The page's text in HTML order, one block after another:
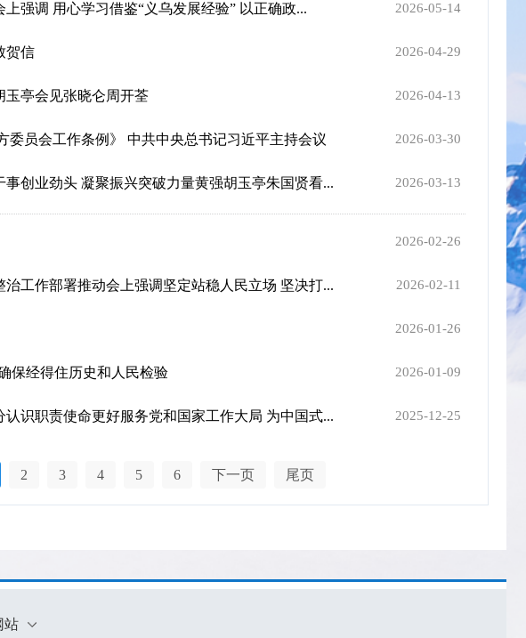
强调 用心学习借鉴“义乌发展经验” 以正确政... 2026-05-14
贺信 2026-04-29
玉亭会见张晓仑周开荃 2026-04-13
员会工作条例》 中共中央总书记习近平主持会议 2026-03-30
创业劲头 凝聚振兴突破力量黄强胡玉亭朱国贤看... 2026-03-13
2026-02-26
工作部署推动会上强调坚定站稳人民立场 坚决打... 2026-02-11
2026-01-26
保经得住历史和人民检验 2026-01-09
识职责使命更好服务党和国家工作大局 为中国式... 2025-12-25
2 3 4 5 6 下一页 尾页
站